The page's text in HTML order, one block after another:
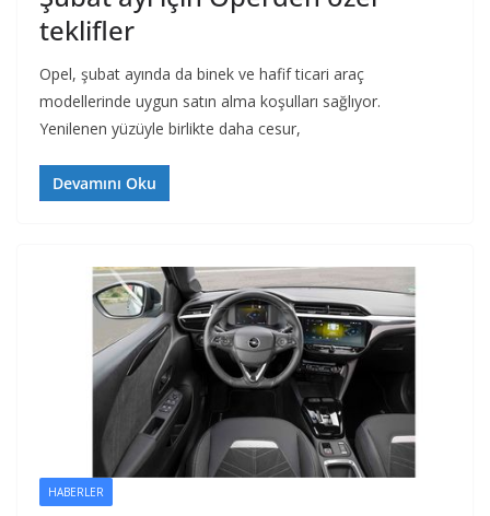
teklifler
Opel, şubat ayında da binek ve hafif ticari araç
modellerinde uygun satın alma koşulları sağlıyor.
Yenilenen yüzüyle birlikte daha cesur,
Devamını Oku
HABERLER